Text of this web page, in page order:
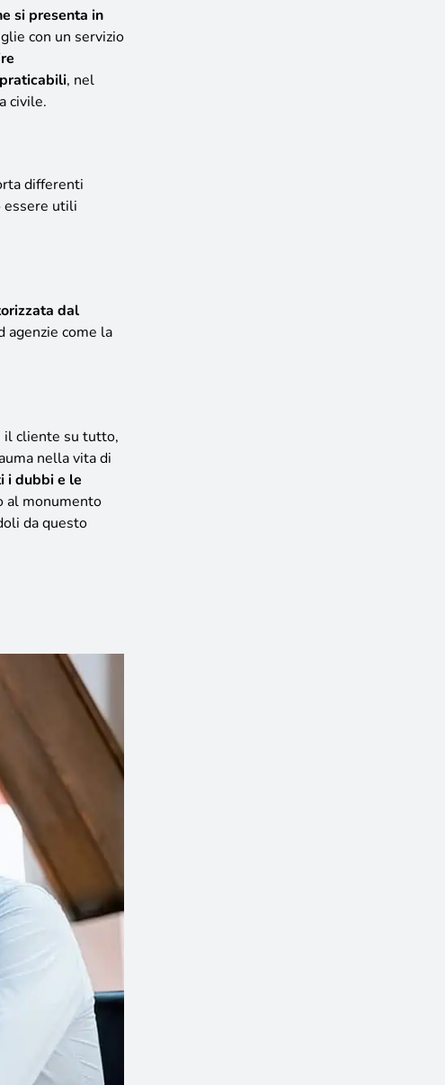
si presenta in
con un servizio
, nel
civile.
differenti
essere utili
dal
agenzie come la
il cliente su tutto,
nella vita di
i dubbi e le
al monumento
da questo